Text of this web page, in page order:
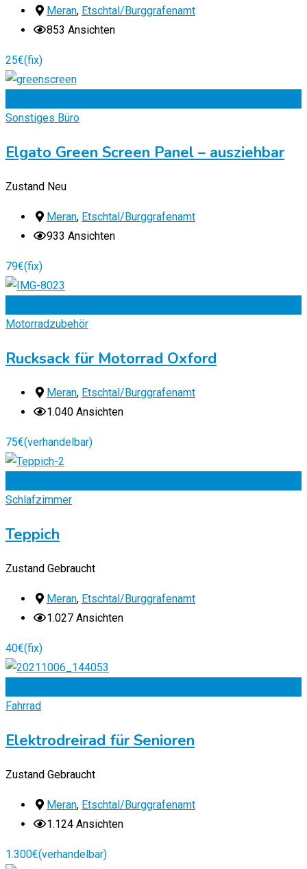
Meran, Etschtal/Burggrafenamt
853 Ansichten
25€(fix)
Sonstiges Büro
Elgato Green Screen Panel – ausziehbar
Zustand Neu
Meran, Etschtal/Burggrafenamt
933 Ansichten
79€(fix)
Motorradzubehör
Rucksack für Motorrad Oxford
Meran, Etschtal/Burggrafenamt
1.040 Ansichten
75€(verhandelbar)
Schlafzimmer
Teppich
Zustand Gebraucht
Meran, Etschtal/Burggrafenamt
1.027 Ansichten
40€(fix)
Fahrrad
Elektrodreirad für Senioren
Zustand Gebraucht
Meran, Etschtal/Burggrafenamt
1.124 Ansichten
1.300€(verhandelbar)